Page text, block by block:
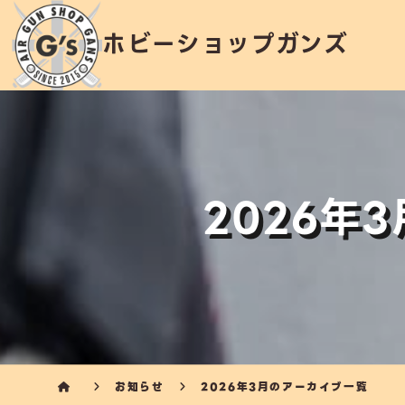
ホビーショップガンズ
2026年3
お知らせ 2026年3月のアーカイブ一覧